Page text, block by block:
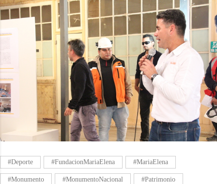
#Deporte #FundacionMariaElena #MariaElena
#Monumento #MonumentoNacional #Patrimonio